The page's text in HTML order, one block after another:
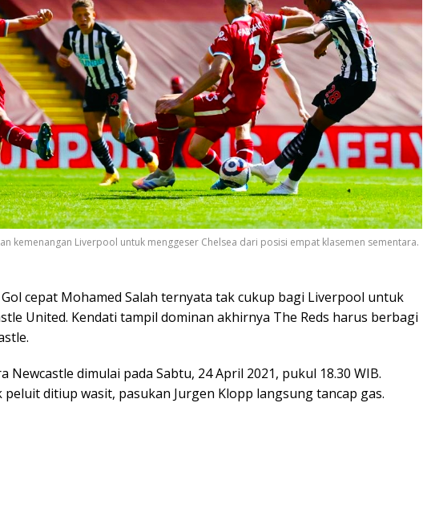
kemenangan Liverpool untuk menggeser Chelsea dari posisi empat klasemen sementara.
Gol cepat Mohamed Salah ternyata tak cukup bagi Liverpool untuk
United. Kendati tampil dominan akhirnya The Reds harus berbagi
Newcastle dimulai pada Sabtu, 24 April 2021, pukul 18.30 WIB.
peluit ditiup wasit, pasukan Jurgen Klopp langsung tancap gas.
Rekonstruksi Jalan
Gajah Mada Dimulai,
BP Batam Terapkan
Rekayasa Lalu Lintas
Selama Empat Pekan
Sekda Batam:
Digitalisasi Jadi Kunci
Tingkatkan PAD, QRIS
Parkir Tekan Potensi
Kebocoran
Tak Sekadar
Menanam Bambu, 400
Bibit di Sei Nongsa
Jadi Ikhtiar Menjaga
Air Batam